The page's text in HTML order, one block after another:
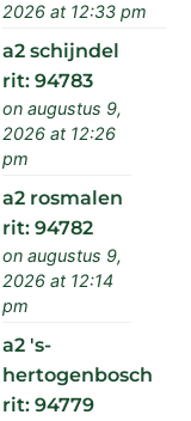
2026 at 12:33 pm
a2 schijndel
rit: 94783
on augustus 9,
2026 at 12:26
pm
a2 rosmalen
rit: 94782
on augustus 9,
2026 at 12:14
pm
a2 's-
hertogenbosch
rit: 94779